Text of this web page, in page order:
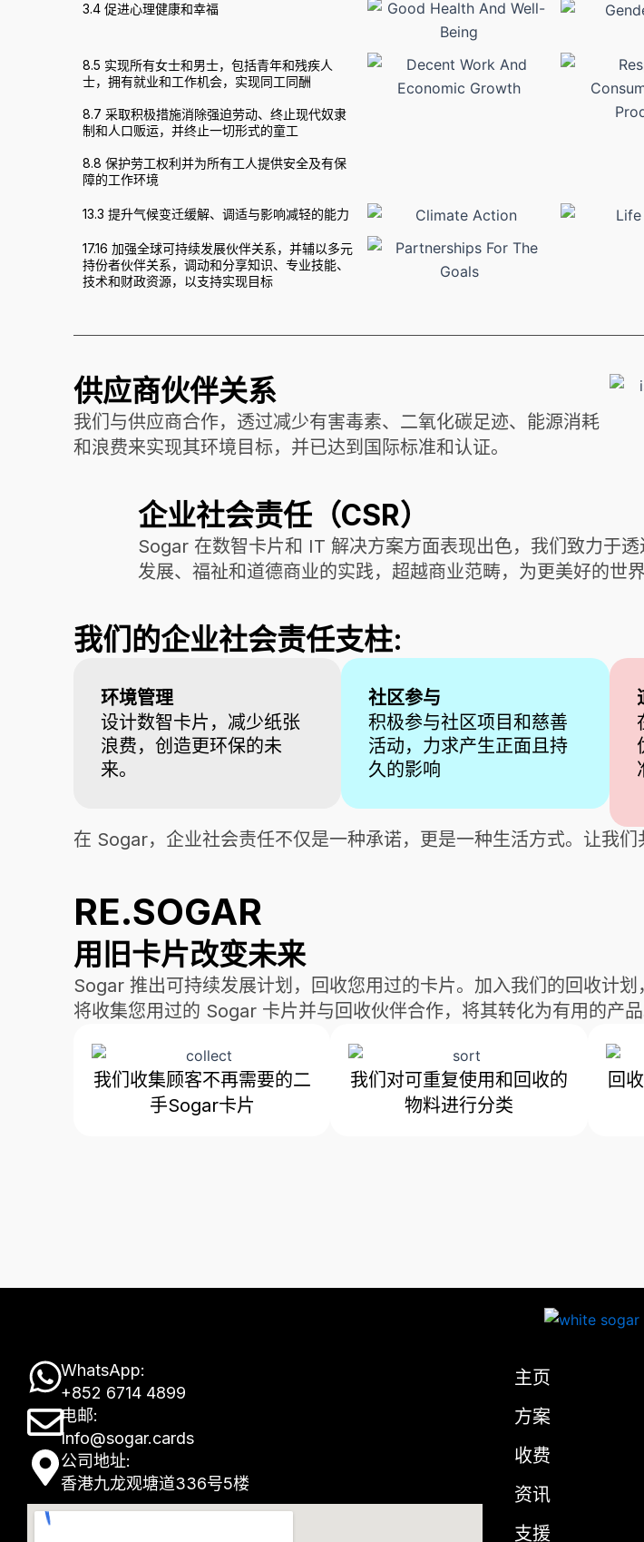
3.4 促进心理健康和幸福
8.5 实现所有女士和男士，包括青年和残疾人
士，拥有就业和工作机会，实现同工同酬
8.7 采取积极措施消除强迫劳动、终止现代奴隶
制和人口贩运，并终止一切形式的童工
8.8 保护劳工权利并为所有工人提供安全及有保
障的工作环境
13.3 提升气候变迁缓解、调适与影响减轻的能力
17.16 加强全球可持续发展伙伴关系，并辅以多元
持份者伙伴关系，调动和分享知识、专业技能、
技术和财政资源，以支持实现目标
供应商伙伴关系
我们与供应商合作，透过减少有害毒素、二氧化碳足迹、能源消耗
和浪费来实现其环境目标，并已达到国际标准和认证。
企业社会责任（CSR）
Sogar 在数智卡片和 IT 解决方案方面表现出色，我们致力于
发展、福祉和道德商业的实践，超越商业范畴，为更美好的世
我们的企业社会责任支柱:
环境管理
设计数智卡片，减少纸张
浪费，创造更环保的未
来。
社区参与
积极参与社区项目和慈善
活动，力求产生正面且持
久的影响
在 Sogar，企业社会责任不仅是一种承诺，更是一种生活方式。让我们
RE.SOGAR
用旧卡片改变未来
Sogar 推出可持续发展计划，回收您用过的卡片。加入我们的回收计划
将收集您用过的 Sogar 卡片并与回收伙伴合作，将其转化为有用的产品
我们收集顾客不再需要的二
手Sogar卡片
我们对可重复使用和回收的
物料进行分类
回
W
h
a
t
s
WhatsApp:
+852 6714 4899
E
n
v
e
电邮:
Info@sogar.cards
M
a
公司地址:
香港九龙观塘道336号5楼
主页
方案
收费
资讯
支援